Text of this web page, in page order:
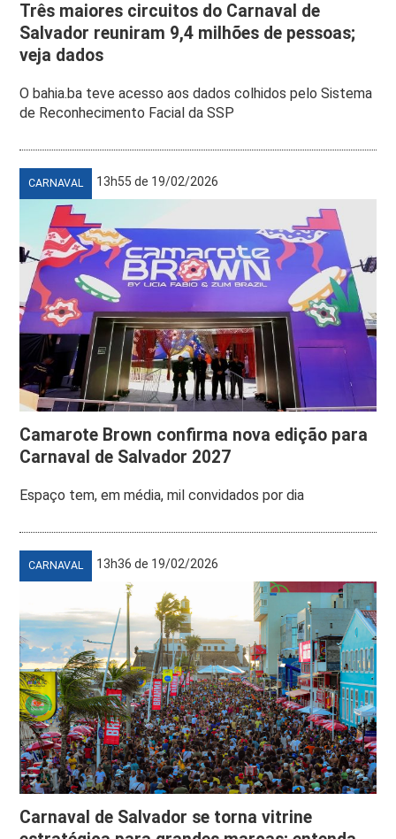
Três maiores circuitos do Carnaval de
Salvador reuniram 9,4 milhões de pessoas;
veja dados
O bahia.ba teve acesso aos dados colhidos pelo Sistema
de Reconhecimento Facial da SSP
CARNAVAL 13h55 de 19/02/2026
Camarote Brown confirma nova edição para
Carnaval de Salvador 2027
Espaço tem, em média, mil convidados por dia
CARNAVAL 13h36 de 19/02/2026
Carnaval de Salvador se torna vitrine